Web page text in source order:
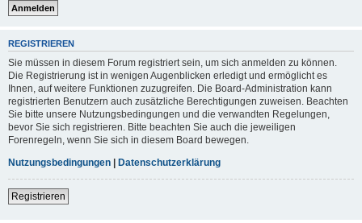
REGISTRIEREN
Sie müssen in diesem Forum registriert sein, um sich anmelden zu können.
Die Registrierung ist in wenigen Augenblicken erledigt und ermöglicht es
Ihnen, auf weitere Funktionen zuzugreifen. Die Board-Administration kann
registrierten Benutzern auch zusätzliche Berechtigungen zuweisen. Beachten
Sie bitte unsere Nutzungsbedingungen und die verwandten Regelungen,
bevor Sie sich registrieren. Bitte beachten Sie auch die jeweiligen
Forenregeln, wenn Sie sich in diesem Board bewegen.
Nutzungsbedingungen | Datenschutzerklärung
Registrieren